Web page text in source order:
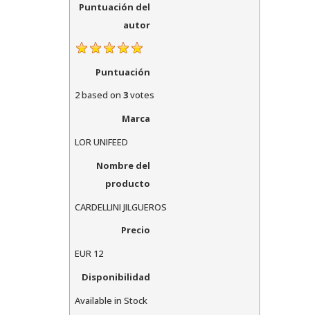
Puntuación del
autor
Puntuación
2based on 3votes
Marca
LOR UNIFEED
Nombre del
producto
CARDELLINI JILGUEROS
Precio
EUR12
Disponibilidad
Available in Stock